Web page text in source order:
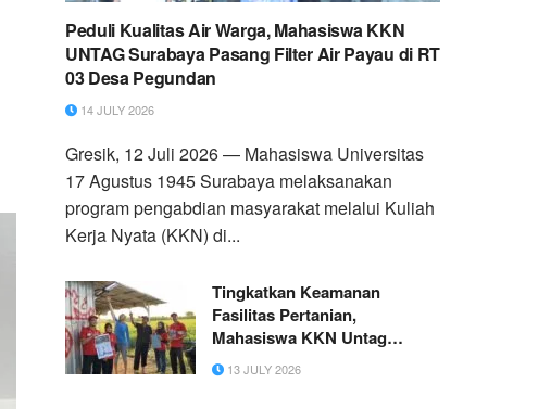
Peduli Kualitas Air Warga, Mahasiswa KKN
UNTAG Surabaya Pasang Filter Air Payau di RT
03 Desa Pegundan
14 JULY 2026
Gresik, 12 Juli 2026 — Mahasiswa Universitas
17 Agustus 1945 Surabaya melaksanakan
program pengabdian masyarakat melalui Kuliah
Kerja Nyata (KKN) di...
Tingkatkan Keamanan
Fasilitas Pertanian,
Mahasiswa KKN Untag
Surabaya Pasang Penerangan
Solar Panel di Desa Raci
13 JULY 2026